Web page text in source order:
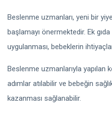
Beslenme uzmanları, yeni bir
başlamayı önermektedir. Ek
uygulanması, bebeklerin
Beslenme uzmanlarıyla yapılan
adımlar atılabilir ve bebeğin
kazanması sağlanabilir.